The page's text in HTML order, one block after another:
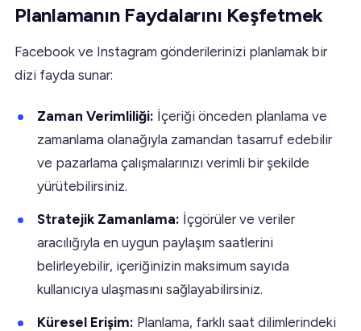
Planlamanın Faydalarını Keşfetmek
Facebook ve Instagram gönderilerinizi planlamak bir
dizi fayda sunar:
Zaman Verimliliği: İçeriği önceden planlama ve
zamanlama olanağıyla zamandan tasarruf edebilir
ve pazarlama çalışmalarınızı verimli bir şekilde
yürütebilirsiniz.
Stratejik Zamanlama: İçgörüler ve veriler
aracılığıyla en uygun paylaşım saatlerini
belirleyebilir, içeriğinizin maksimum sayıda
kullanıcıya ulaşmasını sağlayabilirsiniz.
Küresel Erişim: Planlama, farklı saat dilimlerindeki